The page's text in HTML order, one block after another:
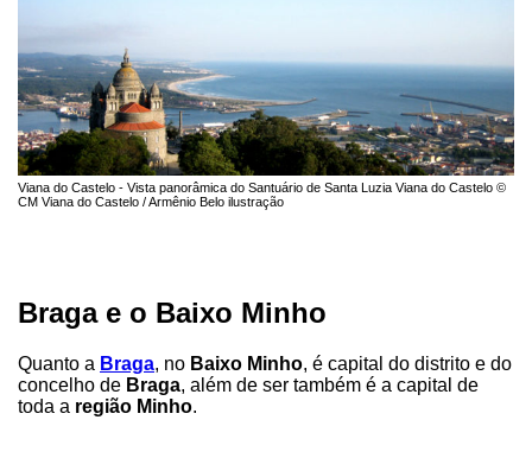
Viana do Castelo - Vista panorâmica do Santuário de Santa Luzia Viana do Castelo ©
CM Viana do Castelo / Armênio Belo ilustração
Braga e o Baixo Minho
Quanto a Braga, no Baixo Minho, é capital do distrito e do
concelho de Braga, além de ser também é a capital de
toda a região Minho.